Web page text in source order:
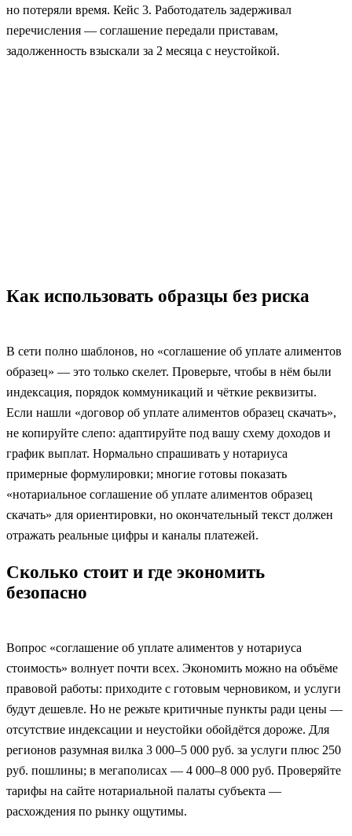
но потеряли время. Кейс 3. Работодатель задерживал
перечисления — соглашение передали приставам,
задолженность взыскали за 2 месяца с неустойкой.
Как использовать образцы без риска
В сети полно шаблонов, но «соглашение об уплате алиментов
образец» — это только скелет. Проверьте, чтобы в нём были
индексация, порядок коммуникаций и чёткие реквизиты.
Если нашли «договор об уплате алиментов образец скачать»,
не копируйте слепо: адаптируйте под вашу схему доходов и
график выплат. Нормально спрашивать у нотариуса
примерные формулировки; многие готовы показать
«нотариальное соглашение об уплате алиментов образец
скачать» для ориентировки, но окончательный текст должен
отражать реальные цифры и каналы платежей.
Сколько стоит и где экономить
безопасно
Вопрос «соглашение об уплате алиментов у нотариуса
стоимость» волнует почти всех. Экономить можно на объёме
правовой работы: приходите с готовым черновиком, и услуги
будут дешевле. Но не режьте критичные пункты ради цены —
отсутствие индексации и неустойки обойдётся дороже. Для
регионов разумная вилка 3 000–5 000 руб. за услуги плюс 250
руб. пошлины; в мегаполисах — 4 000–8 000 руб. Проверяйте
тарифы на сайте нотариальной палаты субъекта —
расхождения по рынку ощутимы.